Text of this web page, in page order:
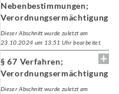
Nebenbestimmungen;
Verordnungsermächtigung
Dieser Abschnitt wurde zuletzt am
23.10.2024 um 13:51 Uhr bearbeitet.
§ 67 Verfahren;
Verordnungsermächtigung
Dieser Abschnitt wurde zuletzt am